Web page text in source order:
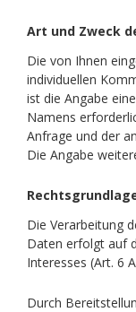
Art und Zweck
Die von Ihnen
individuellen
ist die Angabe
Namens
Anfrage und der
Die Angabe
Die Verarbeitung
Daten erfolgt auf
Interesses (Art. 6
Durch